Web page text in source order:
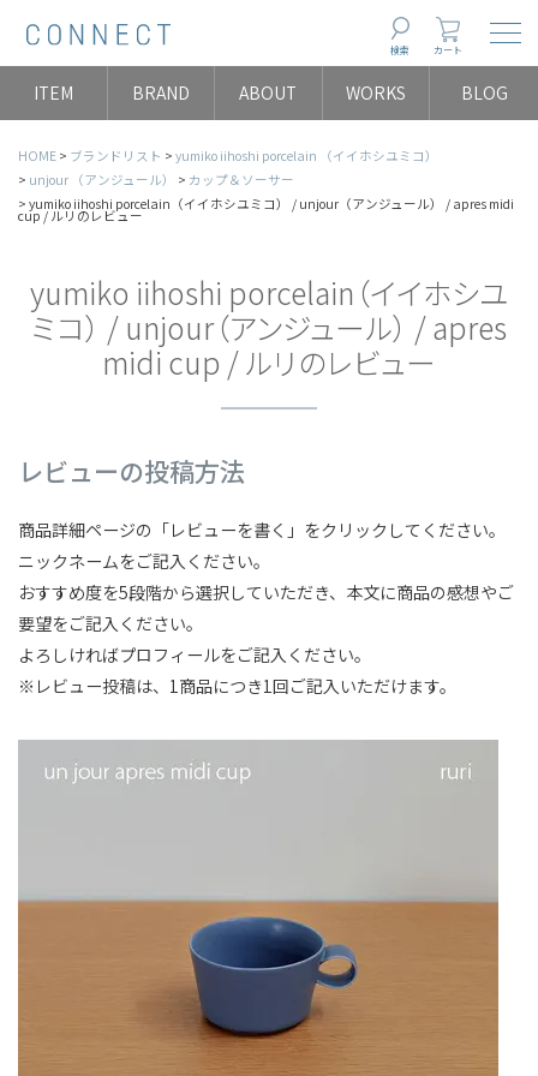
検索 カート
ITEM BRAND ABOUT WORKS BLOG
HOME ブランドリスト
yumiko iihoshi porcelain （イイホシユミコ）
unjour （アンジュール）
カップ＆ソーサー
yumiko iihoshi porcelain（イイホシユミコ） / unjour（アンジュール） / apres midi
cup / ルリのレビュー
yumiko iihoshi porcelain（イイホシユ
ミコ） / unjour（アンジュール） / apres
midi cup / ルリのレビュー
レビューの投稿方法
商品詳細ページの「レビューを書く」をクリックしてください。
ニックネームをご記入ください。
おすすめ度を5段階から選択していただき、本文に商品の感想やご
要望をご記入ください。
よろしければプロフィールをご記入ください。
※レビュー投稿は、1商品につき1回ご記入いただけます。